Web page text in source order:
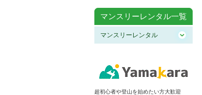
マンスリーレンタル一覧
マンスリーレンタル
超初心者や登山を始めたい方大歓迎